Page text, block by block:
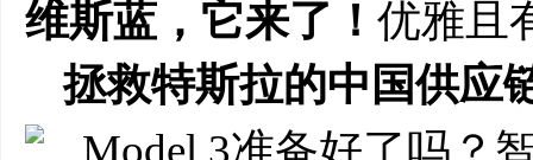
维斯蓝，它来了！ 优雅且
拯救特斯拉的中国供应